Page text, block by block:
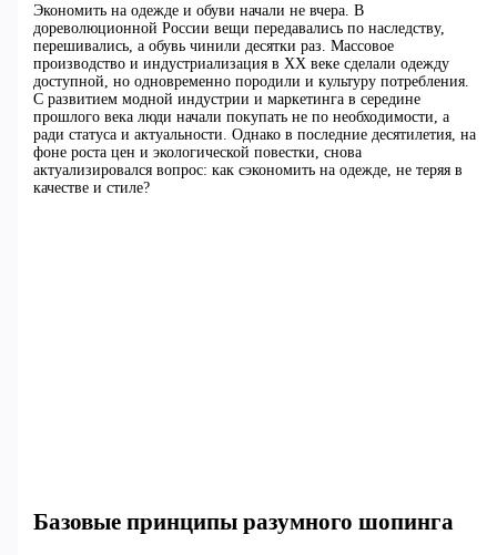
Экономить на одежде и обуви начали не вчера. В
дореволюционной России вещи передавались по наследству,
перешивались, а обувь чинили десятки раз. Массовое
производство и индустриализация в XX веке сделали одежду
доступной, но одновременно породили и культуру потребления.
С развитием модной индустрии и маркетинга в середине
прошлого века люди начали покупать не по необходимости, а
ради статуса и актуальности. Однако в последние десятилетия, на
фоне роста цен и экологической повестки, снова
актуализировался вопрос: как сэкономить на одежде, не теряя в
качестве и стиле?
Базовые принципы разумного шопинга